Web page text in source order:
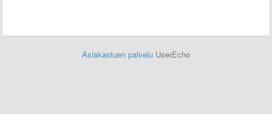
Asiakastuen palvelu UserEcho